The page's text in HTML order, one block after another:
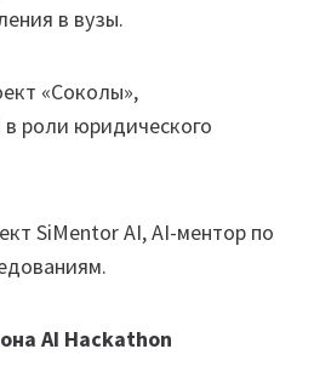
в вузы.
«Соколы»,
роли юридического
SiMentor AI, AI-ментор по
AI Hackathon